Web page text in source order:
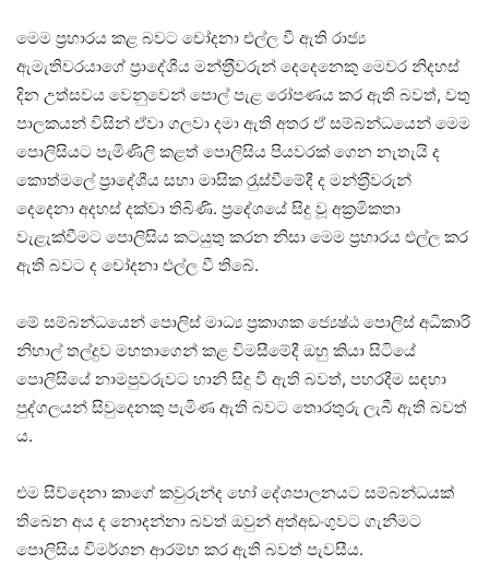
මෙම ප‍්‍රහාරය කළ බවට චෝදනා එල්ල වී ඇති රාජ්‍ය
ඇමැතිවරයාගේ ප‍්‍රාදේශීය මන්ත‍්‍රීවරුන් දෙදෙනෙකු මෙවර නිදහස්
දින උත්සවය වෙනුවෙන් පොල් පැළ රෝපණය කර ඇති බවත්, වතු
පාලකයන් විසින් ඒවා ගලවා දමා ඇති අතර ඒ සම්බන්ධයෙන් මෙම
පොලිසියට පැමිණිලි කළත් පොලිසිය පියවරක් ගෙන නැතැයි ද
කොත්මලේ ප‍්‍රාදේශීය සභා මාසික රැුස්වීමේදී ද මන්ත‍්‍රීවරුන්
දෙදෙනා අදහස් දක්වා තිබිණි. ප‍්‍රදේශයේ සිදු වූ අක‍්‍රමිකතා
වැළැක්වීමට පොලිසිය කටයුතු කරන නිසා මෙම ප‍්‍රහාරය එල්ල කර
ඇති බවට ද චෝදනා එල්ල වී තිබේ.
මේ සම්බන්ධයෙන් පොලිස් මාධ්‍ය ප‍්‍රකාශක ජ්‍යෙෂ්ඨ පොලිස් අධිකාරි
නිහාල් තල්දුව මහතාගෙන් කළ විමසීමේදී ඔහු කියා සිටියේ
පොලිසියේ නාමපුවරුවට හානි සිදු වී ඇති බවත්, පහරදීම සඳහා
පුද්ගලයන් සිවුදෙනකු පැමිණ ඇති බවට තොරතුරු ලැබී ඇති බවත්
ය.
එම සිව්දෙනා කාගේ කවුරුන්ද හෝ දේශපාලනයට සම්බන්ධයක්
තිබෙන අය ද නොදන්නා බවත් ඔවුන් අත්අඩංගුවට ගැනීමට
පොලිසිය විමර්ශන ආරම්භ කර ඇති බවත් පැවසීය.